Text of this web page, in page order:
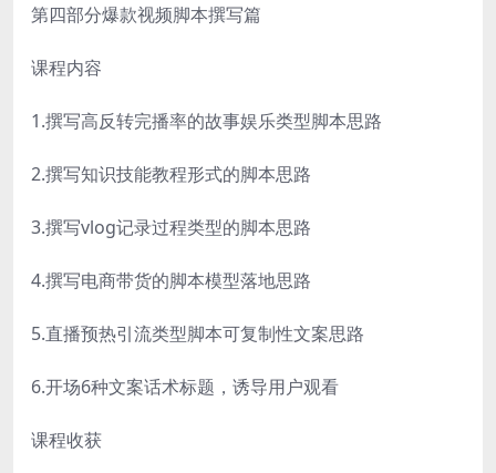
第四部分爆款视频脚本撰写篇
课程内容
1.撰写高反转完播率的故事娱乐类型脚本思路
2.撰写知识技能教程形式的脚本思路
3.撰写vlog记录过程类型的脚本思路
4.撰写电商带货的脚本模型落地思路
5.直播预热引流类型脚本可复制性文案思路
6.开场6种文案话术标题，诱导用户观看
课程收获